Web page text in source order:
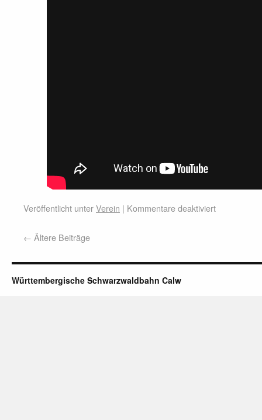
Veröffentlicht unterVerein | Kommentare deaktiviert
← Ältere Beiträge
Württembergische Schwarzwaldbahn Calw